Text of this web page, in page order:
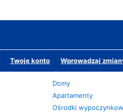
Twoje konto Wprowadzaj
Domy
Apartamenty
Ośrodki